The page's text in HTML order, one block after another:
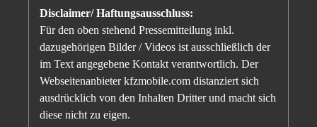
Disclaimer/ Haftungsausschluss:
Für den oben stehend Pressemitteilung inkl.
dazugehörigen Bilder / Videos ist ausschließlich der
im Text angegebene Kontakt verantwortlich. Der
Webseitenanbieter kfzmobile.com distanziert sich
ausdrücklich von den Inhalten Dritter und macht sich
diese nicht zu eigen.